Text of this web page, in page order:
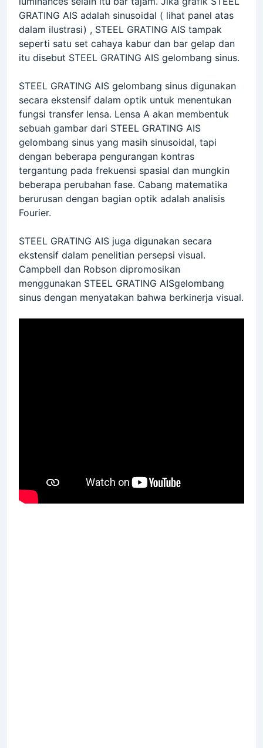
GRATING AIS adalah sinusoidal ( lihat panel atas
dalam ilustrasi) , STEEL GRATING AIS tampak
seperti satu set cahaya kabur dan bar gelap dan
itu disebut STEEL GRATING AIS gelombang sinus.
STEEL GRATING AIS gelombang sinus digunakan
secara ekstensif dalam optik untuk menentukan
fungsi transfer lensa. Lensa A akan membentuk
sebuah gambar dari STEEL GRATING AIS
gelombang sinus yang masih sinusoidal, tapi
dengan beberapa pengurangan kontras
tergantung pada frekuensi spasial dan mungkin
beberapa perubahan fase. Cabang matematika
berurusan dengan bagian optik adalah analisis
Fourier.
STEEL GRATING AIS juga digunakan secara
ekstensif dalam penelitian persepsi visual.
Campbell dan Robson dipromosikan
menggunakan STEEL GRATING AISgelombang
sinus dengan menyatakan bahwa berkinerja visual.